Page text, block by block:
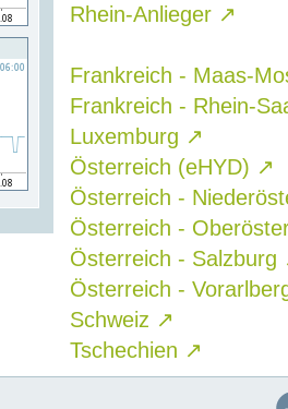
Rhein-Anlieger ↗
Frankreich - Maas-
Frankreich - Rhein-
Luxemburg ↗
Österreich (eHYD) ↗
Österreich -
Österreich -
Österreich - Salzburg
Österreich -
Schweiz ↗
Tschechien ↗